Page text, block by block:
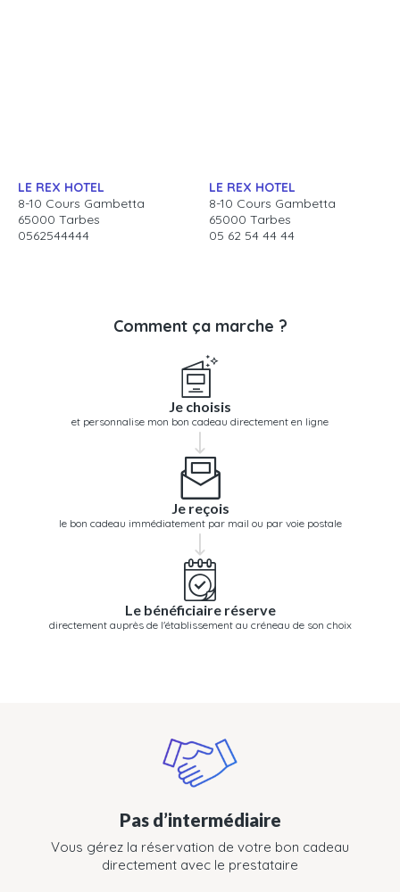
LE REX HOTEL
8-10 Cours Gambetta
65000 Tarbes
0562544444
LE REX HOTEL
8-10 Cours Gambetta
65000 Tarbes
05 62 54 44 44
Comment ça marche ?
Je choisis
et personnalise mon bon cadeau directement en ligne
Je reçois
le bon cadeau immédiatement par mail ou par voie postale
Le bénéficiaire réserve
directement auprès de l'établissement au créneau de son choix
Pas d’intermédiaire
Vous gérez la réservation de votre bon cadeau
directement avec le prestataire